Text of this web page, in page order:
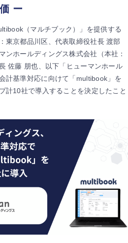
ー
（マルチブック）」を提供する
東京都品川区、代表取締役社長 渡部
ンホールディングス株式会社（本社：
佐藤 朋也、以下「ヒューマンホール
計基準対応に向けて「multibook」を
計10社で導入することを決定したこと